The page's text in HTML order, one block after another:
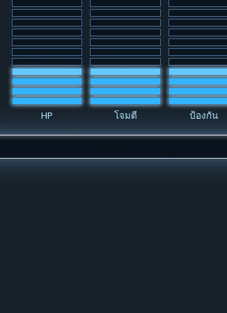
HP โจมตี ป้องกัน